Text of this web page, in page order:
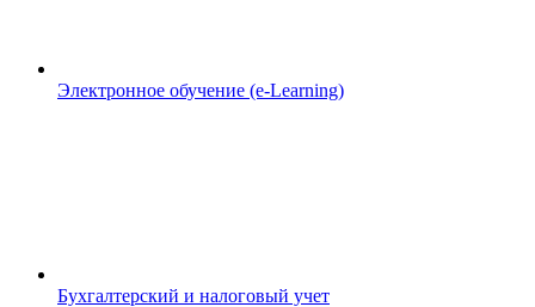
Электронное обучение (e-Learning)
Бухгалтерский и налоговый учет